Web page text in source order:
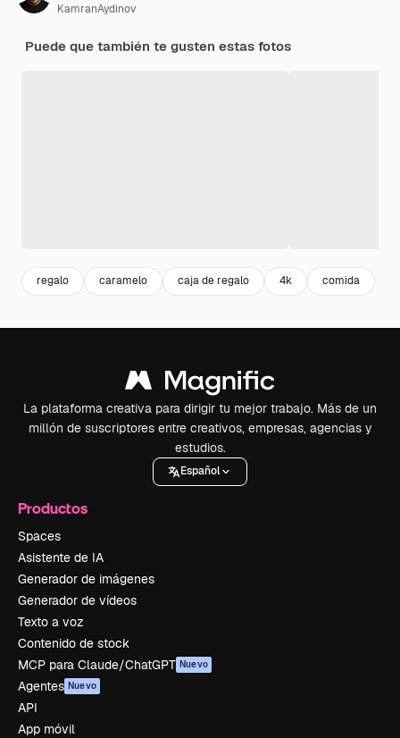
KamranAydinov
Puede que también te gusten estas fotos
regalo caramelo caja de regalo 4k comida
La plataforma creativa para dirigir tu mejor trabajo. Más de un
millón de suscriptores entre creativos, empresas, agencias y
estudios.
Español
Productos
Spaces
Asistente de IA
Generador de imágenes
Generador de vídeos
Texto a voz
Contenido de stock
MCP para Claude/ChatGPT Nuevo
Agentes Nuevo
API
App móvil